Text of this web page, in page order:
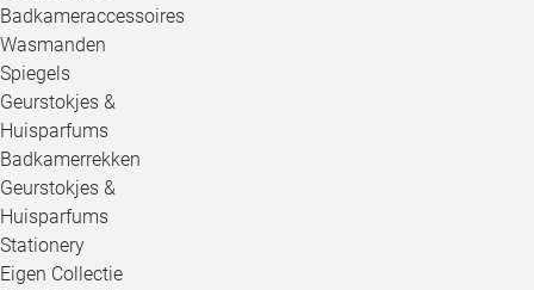
Badkameraccessoires
Wasmanden
Spiegels
Geurstokjes &
Huisparfums
Badkamerrekken
Geurstokjes &
Huisparfums
Stationery
Eigen Collectie